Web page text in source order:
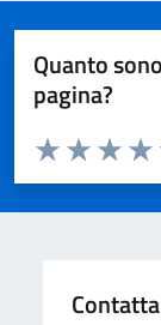
Quanto
pagina?
Valuta da 1 a 5
Valuta
Valuta 2
Valuta 1 stelle